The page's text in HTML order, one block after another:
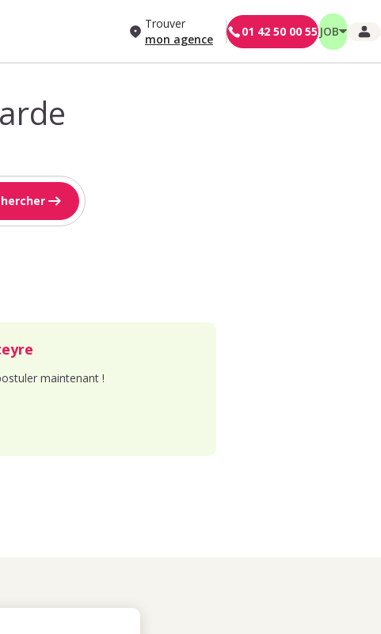
Trouver
mon agence
01 42 50 00 55 JOB
maintenant !